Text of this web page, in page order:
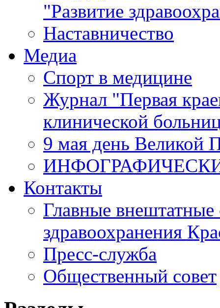
"Развитие
Наставничество
Медиа
Спорт в медицине
Журнал "Первая
клинической
9 мая день Великой
Контакты
Главные внештатные
здравоохранения
Пресс-служба
Общественный совет